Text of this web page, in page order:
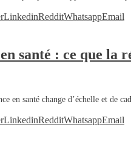
LinkedinRedditWhatsappEmail
santé : ce que la
en santé change d’échelle et de
LinkedinRedditWhatsappEmail